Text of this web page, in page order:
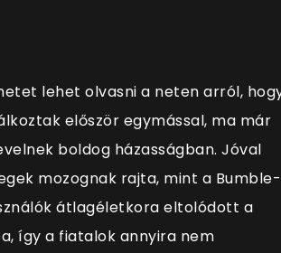
lehet olvasni a neten arról,
először egymással, ma már
boldog házasságban. Jóval
mozognak rajta, mint a Bumble-
átlagéletkora eltolódott a
így a fiatalok annyira nem